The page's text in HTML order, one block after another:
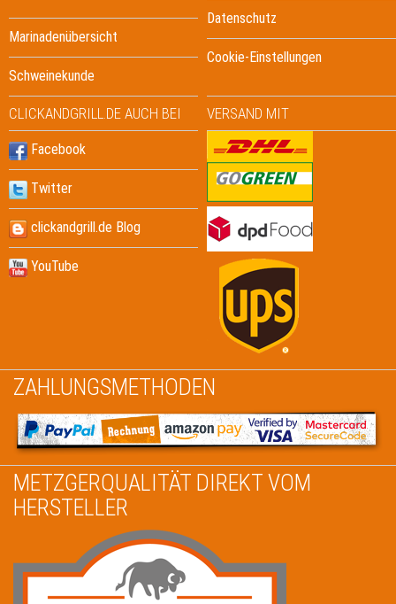
Marinadenübersicht
Schweinekunde
Datenschutz
Cookie-Einstellungen
CLICKANDGRILL.DE AUCH BEI
Facebook
Twitter
clickandgrill.de Blog
YouTube
VERSAND MIT
ZAHLUNGSMETHODEN
METZGERQUALITÄT DIREKT VOM
HERSTELLER